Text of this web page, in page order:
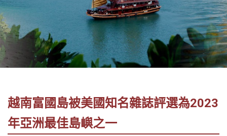
南
接
錫
遊
-
您
越南富國島被美國知名雜誌評選為2023
年亞洲最佳島嶼之一